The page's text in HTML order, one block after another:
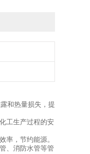
和热量损失，提
工生产过程的安
率，节约能源。
、消防水管等管